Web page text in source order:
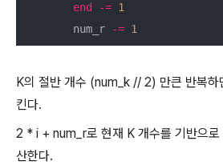
end
-= 1
        num_r
-= 1
K의 절반 개수 (num_k // 2) 만큰 반복하
킨다.
2 * i + num_r로 현재 K 개수를 기반으로
산한다.